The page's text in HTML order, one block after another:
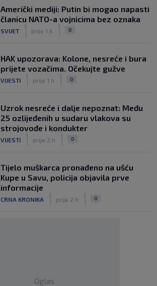
Američki mediji: Putin bi mogao napasti
članicu NATO-a vojnicima bez oznaka
SVIJET prije 1 h 0
HAK upozorava: Kolone, nesreće i bura
prijete vozačima. Očekujte gužve
VIJESTI prije 1 h 0
Uzrok nesreće i dalje nepoznat: Među
25 ozlijeđenih u sudaru vlakova su
strojovođe i kondukter
VIJESTI prije 2 h 0
Tijelo muškarca pronađeno na ušću
Kupe u Savu, policija objavila prve
informacije
CRNA KRONIKA prije 2 h 0
Oglas